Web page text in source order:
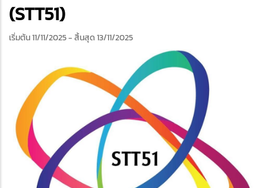
(STT51)
เริ่มต้น 11/11/2025- สิ้นสุด 13/11/2025